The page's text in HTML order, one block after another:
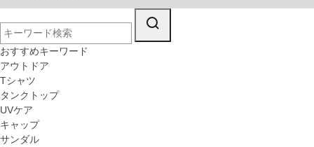
おすすめキーワード
アウトドア
Tシャツ
タンクトップ
UVケア
キャップ
サンダル